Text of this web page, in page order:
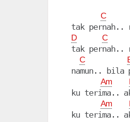
C
tak pernah..
D C
tak pernah..
C
namun.. bila
Am
ku terima..
Am